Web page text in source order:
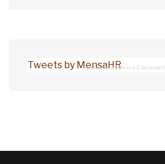
Tweets by MensaHR4WeHelp Movers Cincinnati